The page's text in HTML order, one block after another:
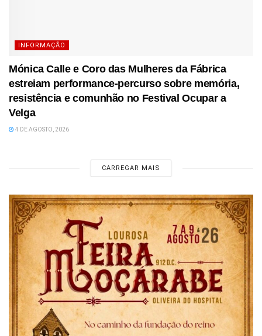
INFORMAÇÃO
Mónica Calle e Coro das Mulheres da Fábrica
estreiam performance-percurso sobre memória,
resistência e comunhão no Festival Ocupar a
Velga
4 DE AGOSTO, 2026
CARREGAR MAIS